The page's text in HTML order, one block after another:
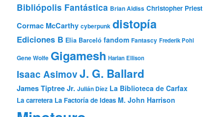
Bibliópolis Fantástica Brian Aldiss Christopher Priest
Cormac McCarthy cyberpunk distopía
Ediciones B Elia Barceló fandom Fantascy Frederik Pohl
Gene Wolfe Gigamesh Harlan Ellison
Isaac AsimovJ. G. Ballard
James Tiptree Jr. Julián Díez La Biblioteca de Carfax
La carretera La Factoría de Ideas M. John Harrison